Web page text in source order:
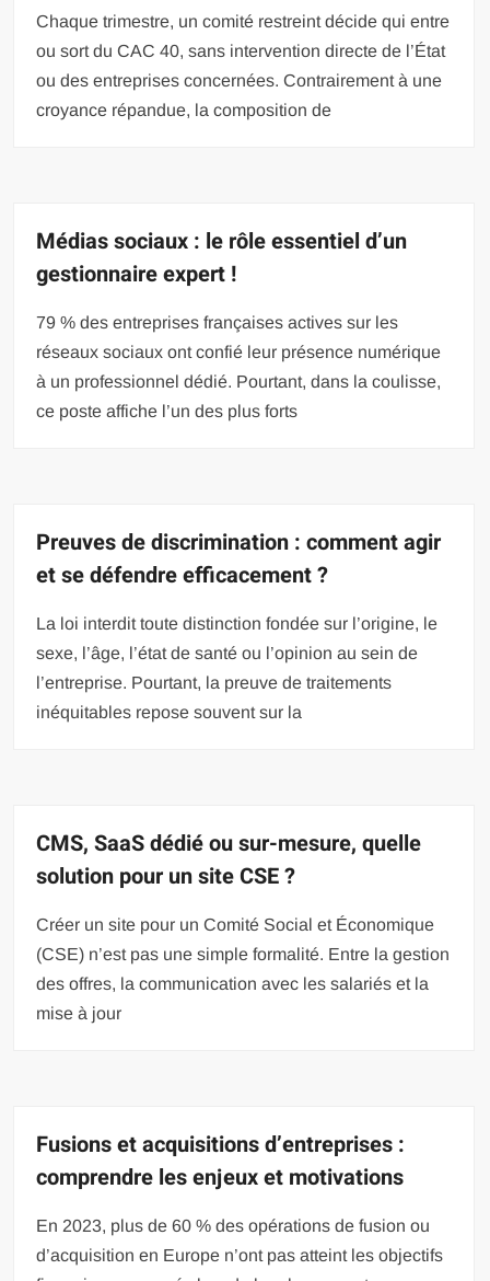
Chaque trimestre, un comité restreint décide qui entre
ou sort du CAC 40, sans intervention directe de l’État
ou des entreprises concernées. Contrairement à une
croyance répandue, la composition de
Médias sociaux : le rôle essentiel d’un
gestionnaire expert !
79 % des entreprises françaises actives sur les
réseaux sociaux ont confié leur présence numérique
à un professionnel dédié. Pourtant, dans la coulisse,
ce poste affiche l’un des plus forts
Preuves de discrimination : comment agir
et se défendre efficacement ?
La loi interdit toute distinction fondée sur l’origine, le
sexe, l’âge, l’état de santé ou l’opinion au sein de
l’entreprise. Pourtant, la preuve de traitements
inéquitables repose souvent sur la
CMS, SaaS dédié ou sur-mesure, quelle
solution pour un site CSE ?
Créer un site pour un Comité Social et Économique
(CSE) n’est pas une simple formalité. Entre la gestion
des offres, la communication avec les salariés et la
mise à jour
Fusions et acquisitions d’entreprises :
comprendre les enjeux et motivations
En 2023, plus de 60 % des opérations de fusion ou
d’acquisition en Europe n’ont pas atteint les objectifs